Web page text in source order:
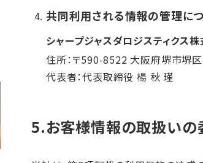
共同利用される情報の管理に
シャープジャスダロジスティクス
住所：〒590-8522 大阪府堺市堺
代表者：代表取締役 楊 秋 瑾
5.お客様情報の取扱いの